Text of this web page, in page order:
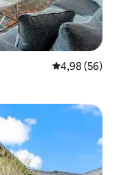
4,98 av 5 i
4,98 (56)